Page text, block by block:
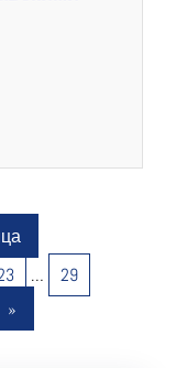
…
29
»